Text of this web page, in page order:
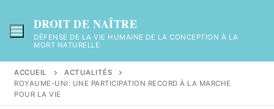
au
contenu
DROIT DE NAÎTRE
DÉFENSE DE LA VIE HUMAINE DE LA CONCEPTION À LA
MORT NATURELLE
ACCUEIL
ACTUALITÉS
ROYAUME-UNI: UNE PARTICIPATION RECORD À LA MARCHE
POUR LA VIE